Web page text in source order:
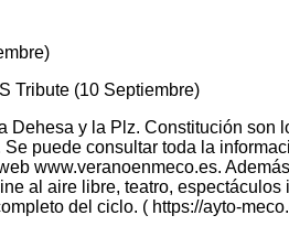
Tribute (10 Septiembre)
Dehesa y la Plz. Constitución son
puede consultar toda la
www.veranoenmeco.es.
al aire libre, teatro, espectáculos
del ciclo. ( https://ayto-